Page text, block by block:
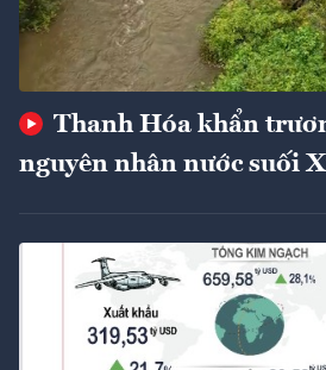
Thanh Hóa khẩn
nguyên nhân nước suối